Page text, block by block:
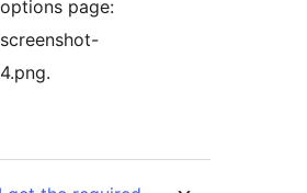
options page:
screenshot-
4.png.